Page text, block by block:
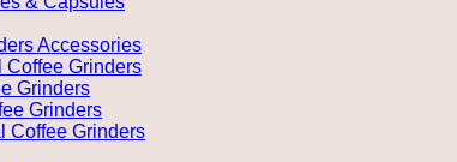
Accessories
Coffee Grinders
Grinders
Grinders
Coffee Grinders